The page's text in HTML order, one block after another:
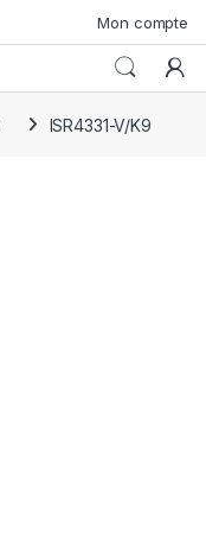
Mon compte
ISR4331-V/K9